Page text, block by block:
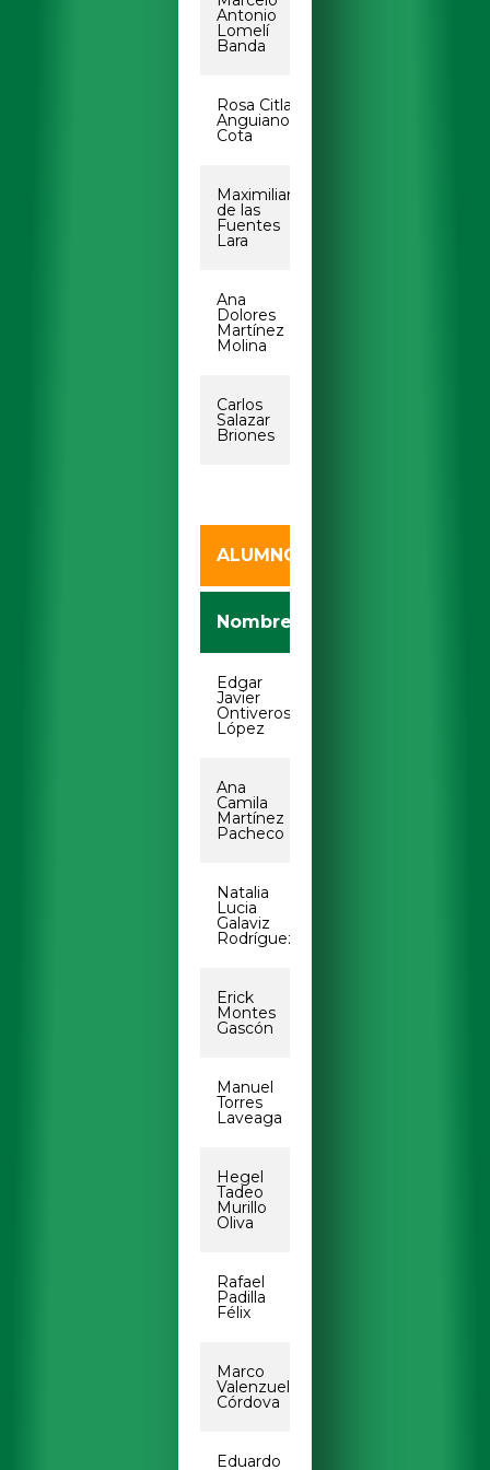
Antonio
Lomelí
Banda
Rosa Citlalli
Anguiano
Cota
Maximiliano
de las
Fuentes
Lara
Ana
Dolores
Martínez
Molina
Carlos
Salazar
Briones
ALUMNOS
Nombre
Edgar
Javier
Ontiveros
López
Ana
Camila
Martínez
Pacheco
Natalia
Lucia
Galaviz
Rodríguez
Erick
Montes
Gascón
Manuel
Torres
Laveaga
Hegel
Tadeo
Murillo
Oliva
Rafael
Padilla
Félix
Marco
Valenzuela
Córdova
Eduardo